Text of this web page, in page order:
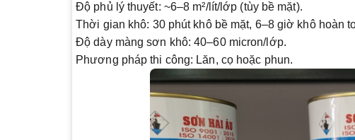
Độ phủ lý thuyết: ~6–8 m²/lít/lớp (tùy bề mặt).
Thời gian khô: 30 phút khô bề mặt, 6–8 giờ khô hoàn
Độ dày màng sơn khô: 40–60 micron/lớp.
Phương pháp thi công: Lăn, cọ hoặc phun.